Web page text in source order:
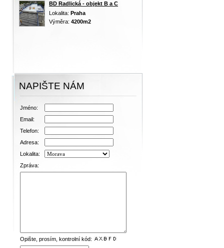
BD Radlická - objekt B a C
Lokalita: Praha
Výměra: 4200m2
NAPIŠTE NÁM
Jméno:
Email:
Telefon:
Adresa:
Lokalita:
Zpráva:
Opište, prosím, kontrolní kód: